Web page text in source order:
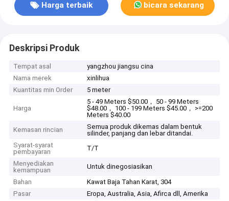
Harga terbaik bicara sekarang
Deskripsi Produk
Tempat asal
yangzhou jiangsu cina
Nama merek
xinlihua
Kuantitas min Order
5 meter
Harga
5 - 49 Meters $50.00， 50 - 99 Meters
$48.00， 100 - 199 Meters $45.00， >=200
Meters $40.00
Kemasan rincian
Semua produk dikemas dalam bentuk
silinder, panjang dan lebar ditandai.
Syarat-syarat
pembayaran
T/T
Menyediakan
kemampuan
Untuk dinegosiasikan
Bahan
Kawat Baja Tahan Karat, 304
Pasar
Eropa, Australia, Asia, Afirca dll, Amerika